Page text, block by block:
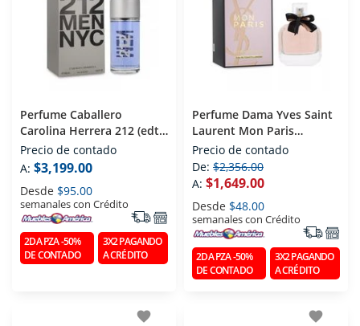
Perfume Caballero
Carolina Herrera 212 (edt)
Eau De Toilette 200 Ml
Precio de contado
A: $3,199.00
Desde $95.00
semanales con Crédito
2DA PZA -50%
DE CONTADO
3X2 PAGANDO
A CRÉDITO
Perfume Dama Yves Saint
Laurent Mon Paris
Lumiere (edt) Eau De
Toilette 100 Ml
Precio de contado
De: $2,356.00
A: $1,649.00
Desde $48.00
semanales con Crédito
2DA PZA -50%
DE CONTADO
3X2 PAGANDO
A CRÉDITO
favorite favorite